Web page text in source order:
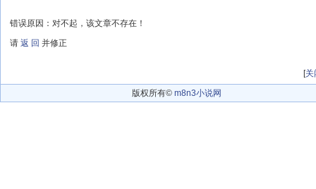
错误原因：对不起，该文章不存在！
请 返 回 并修正
[关
版权所有© m8n3小说网